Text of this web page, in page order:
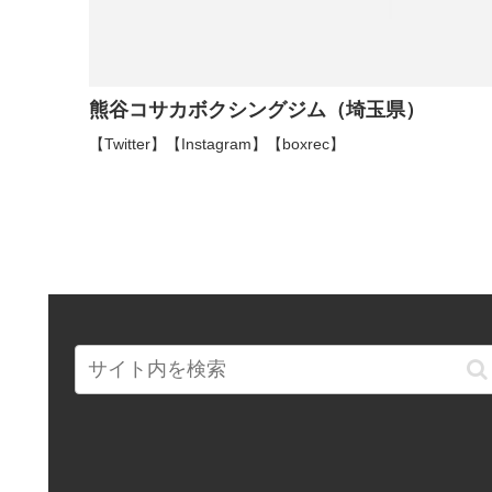
熊谷コサカボクシングジム（埼玉県）
【Twitter】【Instagram】【boxrec】